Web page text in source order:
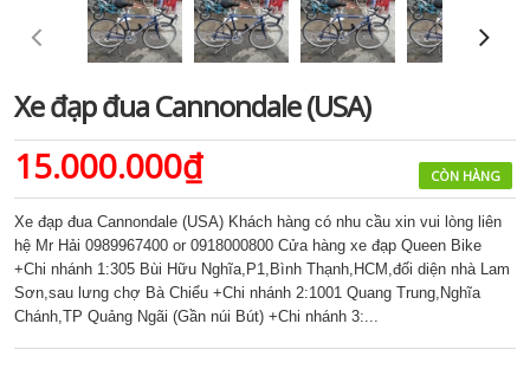
Xe đạp đua Cannondale (USA)
CÒN HÀNG
15.000.000₫
Xe đạp đua Cannondale (USA) Khách hàng có nhu cầu xin vui lòng liên
hệ Mr Hải 0989967400 or 0918000800 Cửa hàng xe đạp Queen Bike
+Chi nhánh 1:305 Bùi Hữu Nghĩa,P1,Bình Thạnh,HCM,đối diện nhà Lam
Sơn,sau lưng chợ Bà Chiểu +Chi nhánh 2:1001 Quang Trung,Nghĩa
Chánh,TP Quảng Ngãi (Gần núi Bút) +Chi nhánh 3:...